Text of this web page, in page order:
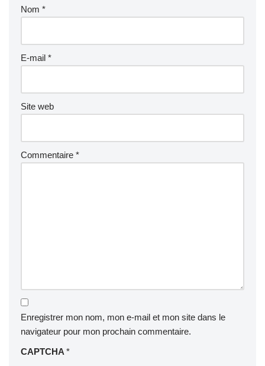
Nom *
E-mail *
Site web
Commentaire *
Enregistrer mon nom, mon e-mail et mon site dans le
navigateur pour mon prochain commentaire.
CAPTCHA *